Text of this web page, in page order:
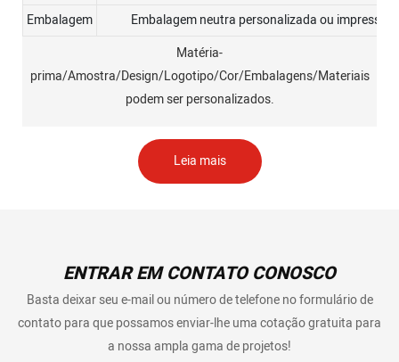
Embalagem
Embalagem neutra personalizada ou
Matéria-
prima/Amostra/Design/Logotipo/Cor/Embalagens/Materiais
podem ser personalizados.
Leia mais
ENTRAR EM CONTATO CONOSCO
Basta deixar seu e-mail ou número de telefone no formulário de
contato para que possamos enviar-lhe uma cotação gratuita para
a nossa ampla gama de projetos!